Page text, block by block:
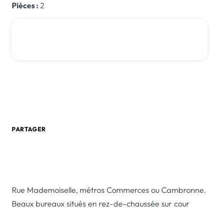
Pièces : 2
PARTAGER
Rue Mademoiselle, métros Commerces ou Cambronne.
Beaux bureaux situés en rez-de-chaussée sur cour